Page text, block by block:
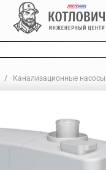
Канализационные насосы